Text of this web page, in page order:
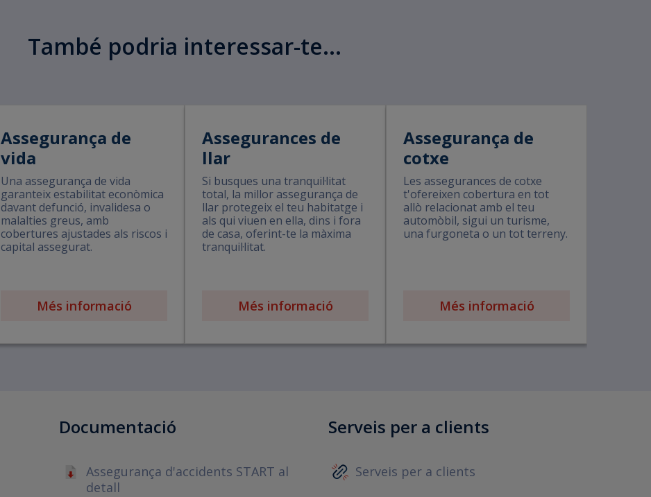
També podria interessar-te...
Assegurança de
vida
Una assegurança de vida
garanteix estabilitat econòmica
davant defunció, invalidesa o
malalties greus, amb
cobertures ajustades als riscos i
capital assegurat.
Més informació
Assegurances de
llar
Si busques una tranquil·litat
total, la millor assegurança de
llar protegeix el teu habitatge i
als qui viuen en ella, dins i fora
de casa, oferint-te la màxima
tranquil·litat.
Més informació
Assegurança de
cotxe
Les assegurances de cotxe
t'ofereixen cobertura en tot
allò relacionat amb el teu
automòbil, sigui un turisme,
una furgoneta o un tot terreny.
Més informació
Documentació
Assegurança d'accidents START al
detall
Serveis per a clients
Serveis per a clients